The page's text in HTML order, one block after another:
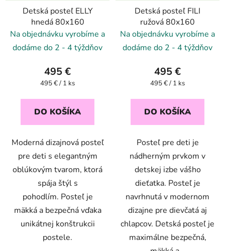
Detská posteľ ELLY
hnedá 80x160
Na objednávku vyrobíme a
dodáme do 2 - 4 týždňov
495 €
Jednotková
495 € / 1 ks
DO KOŠÍKA
Moderná dizajnová posteľ
pre deti s elegantným
oblúkovým tvarom, ktorá
spája štýl s
pohodlím. Posteľ je
mäkká a bezpečná vďaka
unikátnej konštrukcii
postele.
Detská posteľ FILI
ružová 80x160
Na objednávku vyrobíme a
dodáme do 2 - 4 týždňov
495 €
Jednotková
495 € / 1 ks
DO KOŠÍKA
Posteľ pre deti je
nádherným prvkom v
detskej izbe vášho
dieťatka. Posteľ je
navrhnutá v modernom
dizajne pre dievčatá aj
chlapcov. Detská posteľ je
maximálne bezpečná,